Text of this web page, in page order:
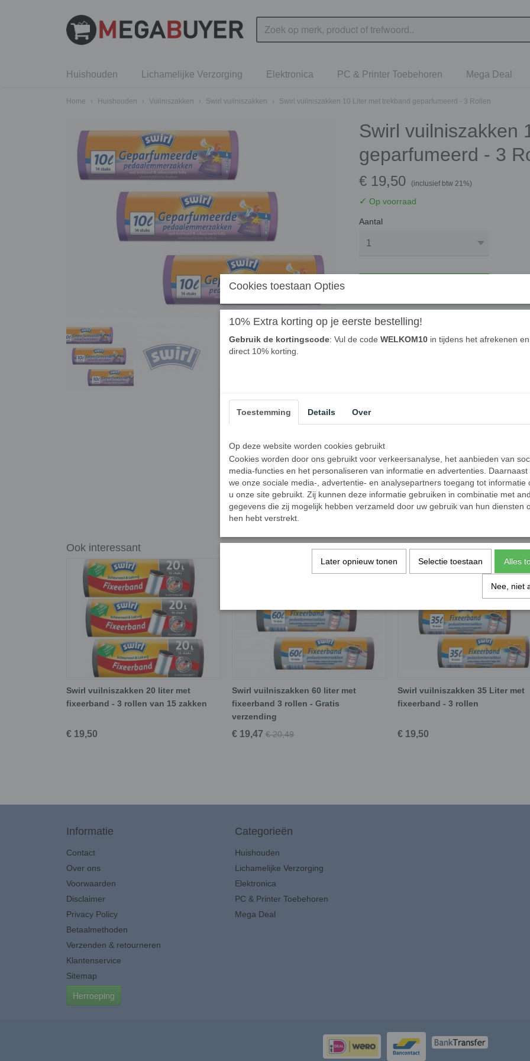
Huishouden Lichamelijke Verzorging Elektronica PC & Printer Toebehoren Mega Deal
Home › Huishouden › Vuilniszakken › Swirl vuilniszakken › Swirl vuilniszakken 10 Liter met trekband geparfumeerd - 3 Rollen
Swirl vuilniszakken
geparfumeerd - 3
€ 19,50 (inclusief btw 21%)
✓ Op voorraad
Aantal
Swirl vuilniszakken
geparfumeerd - 3
Swirl® pedaalemmerzakken met trekband
snel aan te brengen, blijft stevig zitten
Geparfumeerd met vanille- en
Ook het verwijderen van het afval is heel
hebt een praktisch handvat.
Specificaties
Ook interessant
Swirl vuilniszakken 20 liter met
fixeerband - 3 rollen van 15 zakken
€ 19,50
Swirl vuilniszakken 60 liter met
fixeerband 3 rollen - Gratis
verzending
€ 19,47 € 20,49
Swirl vuilniszakken 35 Liter met
fixeerband - 3 rollen
€ 19,50
Informatie
Contact
Over ons
Voorwaarden
Disclaimer
Privacy Policy
Betaalmethoden
Verzenden & retourneren
Klantenservice
Sitemap
Herroeping
Categorieën
Huishouden
Lichamelijke Verzorging
Elektronica
PC & Printer Toebehoren
Mega Deal
Cookies toestaan Opties
10% Extra korting op je eerste bestelling!
Gebruik de kortingscode: Vul de code WELKOM10 in tijdens het afrekenen
direct 10% korting.
Toestemming Details Over
Op deze website worden cookies gebruikt
Cookies worden door ons gebruikt voor verkeersanalyse, het aanbieden van
media-functies en het personaliseren van informatie en advertenties. Daarnaast
we onze sociale media-, advertentie- en analysepartners toegang tot informatie
u onze site gebruikt. Zij kunnen deze informatie gebruiken in combinatie met
gegevens die zij mogelijk hebben verzameld door uw gebruik van hun diensten
hen hebt verstrekt.
Later opnieuw tonen Selectie toestaan Alles
Nee, niet